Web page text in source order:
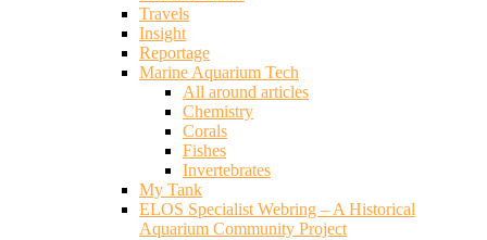
Travels
Insight
Reportage
Marine Aquarium Tech
All around articles
Chemistry
Corals
Fishes
Invertebrates
My Tank
ELOS Specialist Webring – A Historical
Aquarium Community Project